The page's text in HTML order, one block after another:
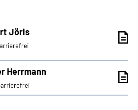
Jöris
Herrmann